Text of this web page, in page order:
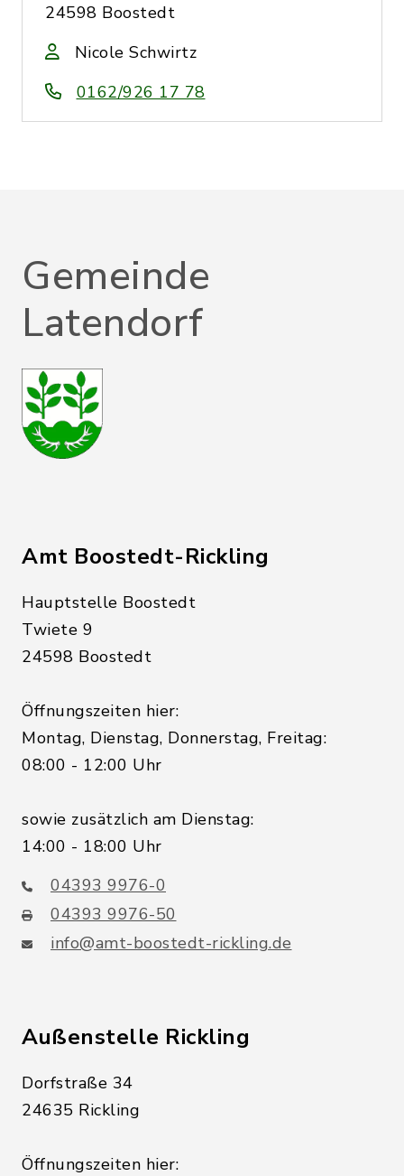
24598 Boostedt
Nicole Schwirtz
0162/926 17 78
Gemeinde
Latendorf
Amt Boostedt-Rickling
Hauptstelle Boostedt
Twiete 9
24598 Boostedt
Öffnungszeiten hier:
Montag, Dienstag, Donnerstag, Freitag:
08:00 - 12:00 Uhr
sowie zusätzlich am Dienstag:
14:00 - 18:00 Uhr
04393 9976-0
04393 9976-50
info@amt-boostedt-rickling.de
Außenstelle Rickling
Dorfstraße 34
24635 Rickling
Öffnungszeiten hier: